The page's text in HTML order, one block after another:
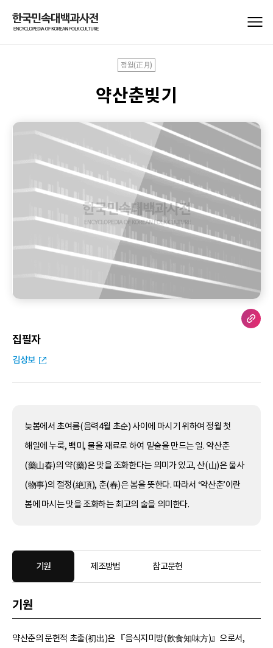
정월(正月)
약산춘빚기
집필자
김상보
늦봄에서 초여름(음력4월 초순) 사이에 마시기 위하여 정월 첫
해일에 누룩, 백미, 물을 재료로 하여 밑술을 만드는 일. 약산춘
(藥山春)의 약(藥)은 맛을 조화한다는 의미가 있고, 산(山)은 물사
(物事)의 절정(絶頂), 춘(春)은 봄을 뜻한다. 따라서 ‘약산춘’이란
봄에 마시는 맛을 조화하는 최고의 술을 의미한다.
기원 제조방법 참고문헌
기원
약산춘의 문헌적 초출(初出)은 『음식지미방(飮食知味方)』으로서,